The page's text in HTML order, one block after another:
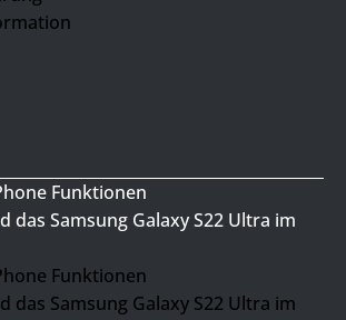
Funktionen
das Samsung Galaxy S22 Ultra im
Funktionen
das Samsung Galaxy S22 Ultra im